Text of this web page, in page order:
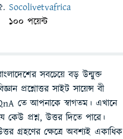
Socolivetvafrica
100 পয়েন্ট
সবচেয়ে বড় উন্মুক্ত
প্রশ্নোত্তর সাইট সায়েন্স বী
তে আপনাকে স্বাগতম। এখানে
কেউ প্রশ্ন, উত্তর দিতে পারে।
গ্রহণের ক্ষেত্রে অবশ্যই একাধিক